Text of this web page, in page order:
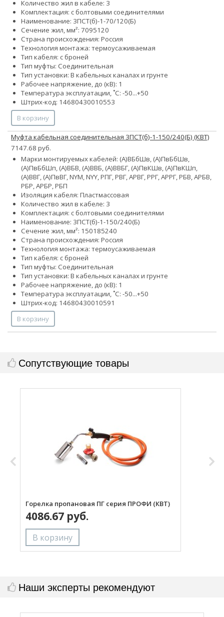
Количество жил в кабеле: 3
Комплектация: с болтовыми соединителями
Наименование: 3ПСТ(б)-1-70/120(Б)
Сечение жил, мм²: 7095120
Страна происхождения: Россия
Технология монтажа: термоусаживаемая
Тип кабеля: с броней
Тип муфты: Соединительная
Тип установки: В кабельных каналах и грунте
Рабочее напряжение, до (кВ): 1
Температура эксплуатации, ˚С: -50...+50
Штрих-код: 14680430010553
В корзину
Муфта кабельная соединительная 3ПСТ(б)-1-150/240(Б) (КВТ)
7147.68 руб.
Марки монтируемых кабелей: (А)ВБбШв, (А)ПвБбШв,
(А)ПвБбШп, (А)ВБВ, (А)ВВБ, (А)ВВБГ, (А)ПвКШв, (А)ПвКШп,
(А)ВВГ, (А)ПвВГ, NYM, NYY, РПГ, РВГ, АРВГ, РРГ, АРРГ, РБВ, АРБВ,
РБР, АРБР, РБП
Изоляция кабеля: Пластмассовая
Количество жил в кабеле: 3
Комплектация: с болтовыми соединителями
Наименование: 3ПСТ(б)-1-150/240(Б)
Сечение жил, мм²: 150185240
Страна происхождения: Россия
Технология монтажа: термоусаживаемая
Тип кабеля: с броней
Тип муфты: Соединительная
Тип установки: В кабельных каналах и грунте
Рабочее напряжение, до (кВ): 1
Температура эксплуатации, ˚С: -50...+50
Штрих-код: 14680430010591
В корзину
Сопутствующие товары
Горелка пропановая ПГ серия ПРОФИ (КВТ)
4086.67 руб.
Наши эксперты рекомендуют